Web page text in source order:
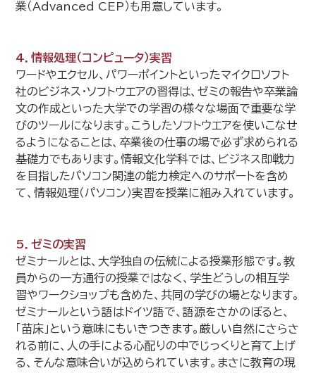
業（Advanced CEP）も用意しています。
4．情報処理（コンピュータ）実習
ワードやエクセル、パワーポイントといったマイクロソフト
社のビジネス・ソフトウエアの習得は、ゼミの報告や卒業論
文の作成といった大学での学習の様々な場面で重要な学
びのツールになります。こうしたソフトウエアを使いこなせ
るようになることは、卒業後の仕事の場で必ず求められる
基礎力でもあります。情報文化学科では、ビジネス即戦力
を目指したパソコン関連の能力検定へのサポートを含め
て、情報処理（パソコン）実習を授業に組み入れています。
5．ゼミの実習
ゼミナールとは、大学独自の伝統による授業形態です。教
員からの一方通行の授業ではなく、学生どうしの相互学
習やワークショップも含めた、共同の学びの場となります。
ゼミナールという語はドイツ語で、語源をさかのぼると、
「苗床」という意味にもいきつきます。厳しい自然にさらさ
れる前に、人の手による心配りの中でじっくりと育て上げ
る、そんな意味合いが込められています。まさに教育の現